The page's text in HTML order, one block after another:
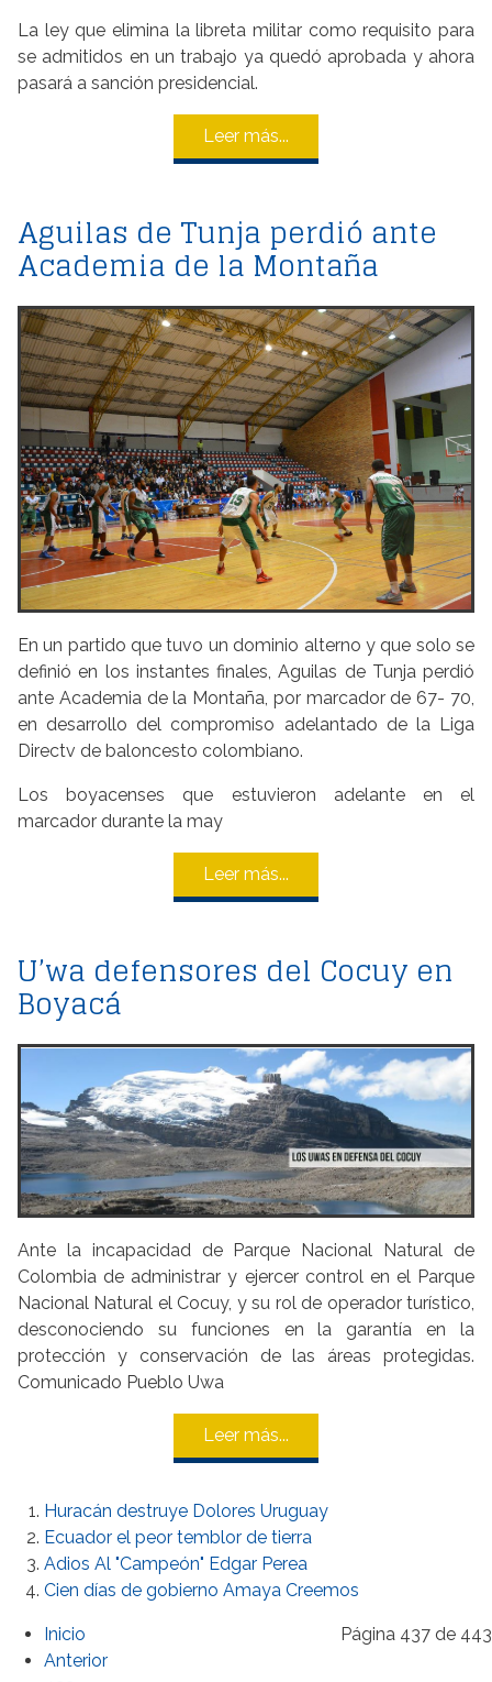
La ley que elimina la libreta militar como requisito para
se admitidos en un trabajo ya quedó aprobada y ahora
pasará a sanción presidencial.
Leer más...
Aguilas de Tunja perdió ante
Academia de la Montaña
En un partido que tuvo un dominio alterno y que solo se
definió en los instantes finales, Aguilas de Tunja perdió
ante Academia de la Montaña, por marcador de 67- 70,
en desarrollo del compromiso adelantado de la Liga
Directv de baloncesto colombiano.
Los boyacenses que estuvieron adelante en el
marcador durante la may
Leer más...
U’wa defensores del Cocuy en
Boyacá
Ante la incapacidad de Parque Nacional Natural de
Colombia de administrar y ejercer control en el Parque
Nacional Natural el Cocuy, y su rol de operador turístico,
desconociendo su funciones en la garantía en la
protección y conservación de las áreas protegidas.
Comunicado Pueblo Uwa
Leer más...
Huracán destruye Dolores Uruguay
Ecuador el peor temblor de tierra
Adios Al "Campeón" Edgar Perea
Cien días de gobierno Amaya Creemos
Página 437 de 443
Inicio
Anterior